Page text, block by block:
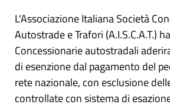
L'Associazione Italiana Società
Autostrade e Trafori (A.I.S.C.A.T.)
Concessionarie autostradali
di esenzione dal pagamento del
rete nazionale, con esclusione
controllate con sistema di